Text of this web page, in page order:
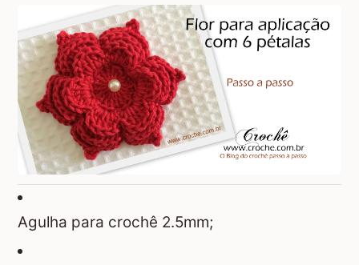
Agulha para crochê 2.5mm;